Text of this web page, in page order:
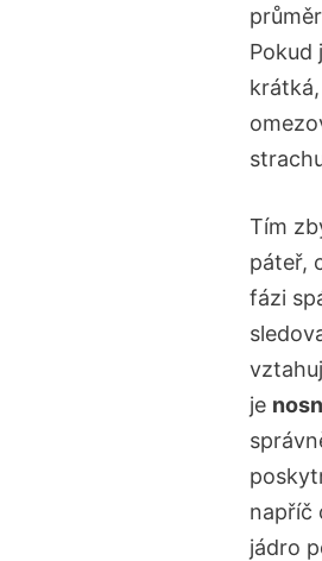
Pokud
Tím
páteř,
fázi
je
napříč
jádro